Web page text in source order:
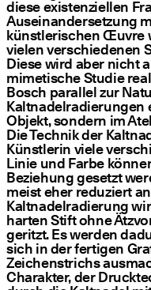
diese existenziellen
Auseinandersetzung
künstlerischen Œuvre
vielen verschiedenen
Diese wird aber nicht
mimetische Studie
Bosch parallel zur
Kaltnadelradierungen
Objekt, sondern im
Die Technik der
Künstlerin viele
Linie und Farbe
Beziehung gesetzt
meist eher reduziert
Kaltnadelradierung
harten Stift ohne
geritzt. Es werden
sich in der fertigen
Zeichenstrichs
Charakter, der